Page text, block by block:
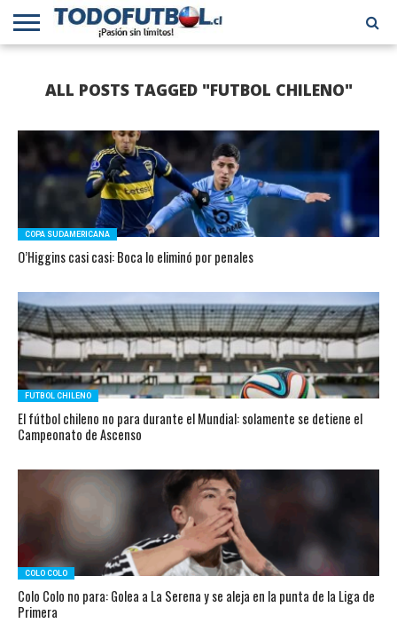
CHILENA
EN EL
MUNDO
INTERNACIONAL
ALL POSTS TAGGED "FUTBOL CHILENO"
COPA SUDAMERICANA
O’Higgins casi casi: Boca lo eliminó por penales
FUTBOL CHILENO
El fútbol chileno no para durante el Mundial: solamente se detiene el
Campeonato de Ascenso
COLO COLO
Colo Colo no para: Golea a La Serena y se aleja en la punta de la Liga de
Primera